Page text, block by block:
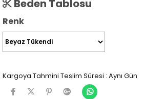
Beden Tablosu
Renk
Kargoya Tahmini Teslim Süresi : Aynı Gün